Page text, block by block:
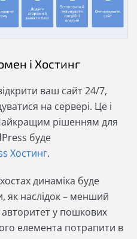
і Хостинг
ваш сайт 24/7,
на сервері. Це і
рішенням для
буде
Хостинг.
динаміка буде
як наслідок – менший
у пошкових
елемента потрапити в